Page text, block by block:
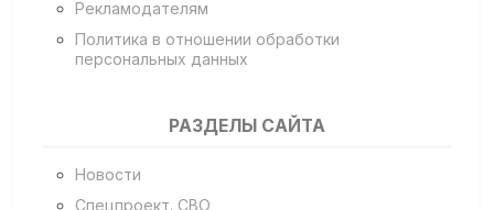
Рекламодателям
Политика в отношении обработки
персональных данных
РАЗДЕЛЫ САЙТА
Новости
Спецпроект. СВО